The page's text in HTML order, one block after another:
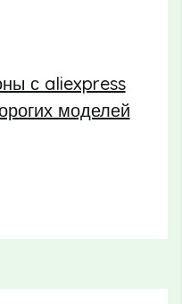
с aliexpress
моделей